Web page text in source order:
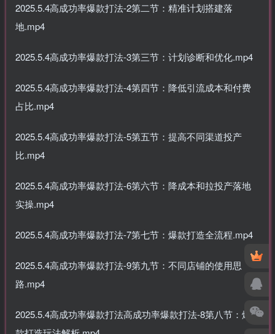
2025.5.4高成功率爆款打法-2第二节：精准计划搭建落
地.mp4
2025.5.4高成功率爆款打法-3第三节：计划诊断和优化.mp4
2025.5.4高成功率爆款打法-4第四节：降低引流成本和付费
占比.mp4
2025.5.4高成功率爆款打法-5第五节：提高不同渠道投产
比.mp4
2025.5.4高成功率爆款打法-6第六节：降成本和拉投产落地
实操.mp4
2025.5.4高成功率爆款打法-7第七节：爆款打造全流程.mp4
2025.5.4高成功率爆款打法-9第九节：不同店铺的使用思
路.mp4
2025.5.4高成功率爆款打法高成功率爆款打法-8第八节：爆